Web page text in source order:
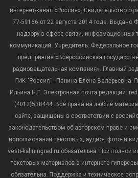
интернет-канал «Россия». Свидетельство
77-59166 от 22 августа 2014 года. Выдано
надзору в сфере связи, информационных
коммуникаций. Учредитель: Федеральное
предприятие «Всероссийская
радиовещательная компания». Главный
ГИК "Россия" - Панина Елена Валерьевна.
Ильина Н.Г. Электронная почта редакции:
(4012)538444. Все права на любые
сайте, защищены в соответствии с
законодательством об авторском праве и
использовании текстовых, аудио-, фото- и
vesti-kaliningrad.ru обязательна. При полной
текстовых материалов в интернете
обязательна. Поддержка и техническое